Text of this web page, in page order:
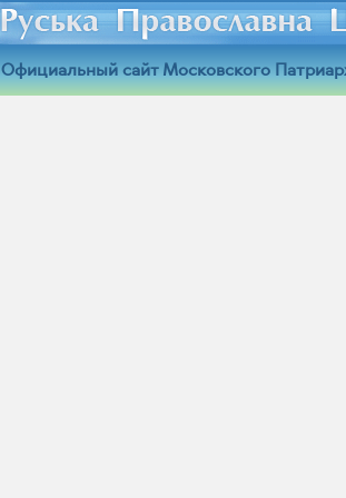
Официальный сайт Московского